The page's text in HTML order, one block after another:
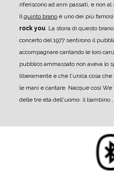
riferiscono ad anni passati, e non
Ilquinto brano è uno dei più
rock you. La storia di questo
concerto del 1977 sentirono il
accompagnare cantando le loro
pubblico ammassato non aveva lo
liberamente e che l'unica cosa
le mani e cantare. Nacque così
delle tre età dell'uomo: il bambino